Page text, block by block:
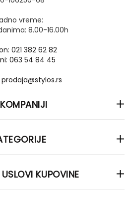
vreme:
8.00-16.00h
021 382 62 82
063 54 84 45
KUPOVINE